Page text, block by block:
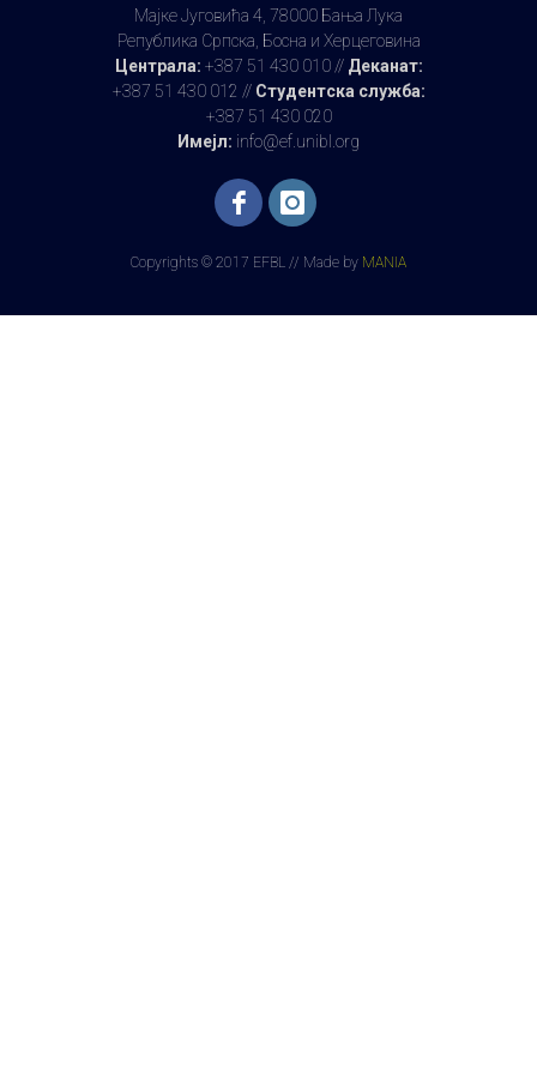
података ће се одржати 24.03.2026. г.
са почетком од 16:30 часова.
др Драгољуб Крнета 24.03.2026. у 13:12
података ће се одржати 17.03.2026. г.
др Драгољуб Крнета 17.03.2026. у 13:36
Предавања из предмета Базе
са почетком од 17:00 часова.
Мајке Југовића 4, 78000 Бања Лука
Република Српска, Босна и Херцеговина
Централа: +387 51 430 010 // Деканат:
+387 51 430 012 // Студентска служба:
+387 51 430 020
Имејл: info@ef.unibl.org
Copyrights © 2017 EFBL // Made by MANIA